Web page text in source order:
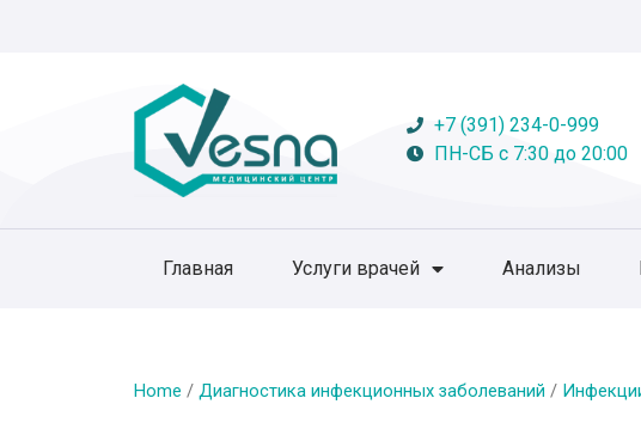
+7 (391) 234-0-999
ПН-СБ с 7:30 до 20:00
Главная Услуги врачей Анализы
Home / Диагностика инфекционных заболеваний /